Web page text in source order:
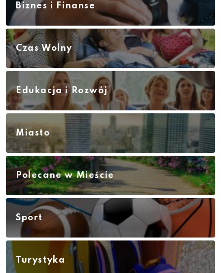
Biznes i Finanse
Czas Wolny
Edukacja i Rozwój
Miasto
Polecane w Mieście
Sport
Turystyka